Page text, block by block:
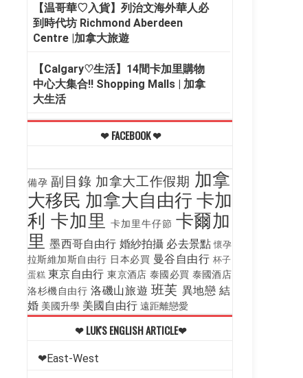
【温哥華♡入貨】列治文海外華人必
到時代坊 Richmond Aberdeen
Centre |加拿大旅遊
【Calgary♡生活】14間卡加里購物
中心大集合!! Shopping Malls | 加拿
大生活
❤ FACEBOOK ❤
備孕 副目錄 加拿大工作假期 加拿
大移民 加拿大自由行 卡加
利 卡加里 卡加里牛仔節 卡爾加
里 墨西哥自由行 婚紗拍攝 必去景點 懷孕
拉斯維加斯自由行 日本必買 曼谷自由行 杯子
蛋糕 東京自由行 東京酒店 泰國必買 泰國酒店
洛杉機自由行 洛磯山旅遊 班芙 異地戀 結
婚 美國升學 美國自由行 遠距離戀愛
❤ LUK'S ENGLISH ARTICLE❤
❤East-West